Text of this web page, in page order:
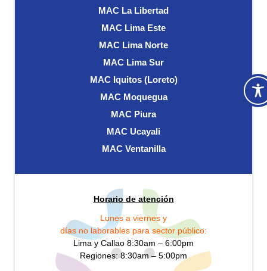
MAC La Libertad
MAC Lima Este
MAC Lima Norte
MAC Lima Sur
MAC Iquitos (Loreto)
MAC Moquegua
MAC Piura
MAC Ucayali
MAC Ventanilla
Horario de atención
Lunes a viernes y
días no laborables para sector público:
Lima y Callao 8:30am – 6:00pm
Regiones: 8:30am – 5:00pm